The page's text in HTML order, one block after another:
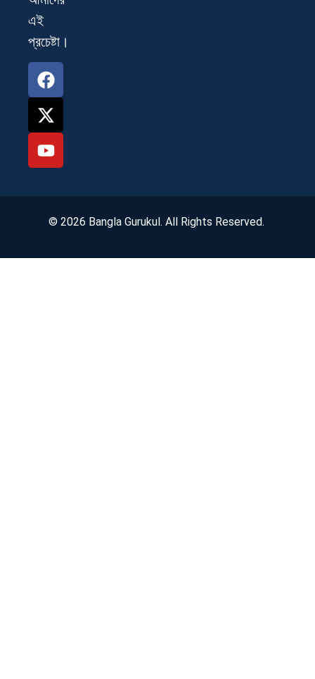
এই
প্রচেষ্টা।
© 2026 Bangla Gurukul. All Rights Reserved.